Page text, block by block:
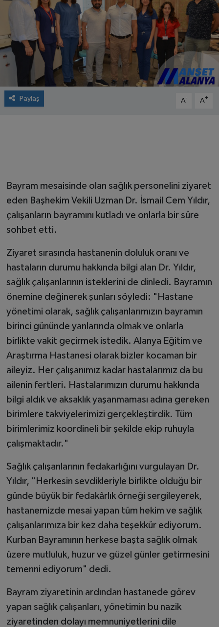
Paylaş A- A+
Bayram mesaisinde olan sağlık personelini ziyaret
eden Başhekim Vekili Uzman Dr. İsmail Cem Yıldır,
çalışanların bayramını kutladı ve onlarla bir süre
sohbet etti.
Ziyaret sırasında hastanenin doluluk oranı ve
hastaların durumu hakkında bilgi alan Dr. Yıldır,
sağlık çalışanlarının isteklerini de dinledi. Bayramın
önemine değinerek şunları söyledi: "Hastane
yönetimi olarak, sağlık çalışanlarımızın bayramın
birinci gününde yanlarında olmak ve onlarla
birlikte vakit geçirmek istedik. Alanya Eğitim ve
Araştırma Hastanesi olarak bizler kocaman bir
aileyiz. Her çalışanımız kadar hastalarımız da bu
ailenin fertleri. Hastalarımızın durumu hakkında
bilgi aldık ve aksaklık yaşanmaması adına gereken
birimlere takviyelerimizi gerçekleştirdik. Tüm
birimlerimiz koordineli bir şekilde ekip ruhuyla
çalışmaktadır."
Sağlık çalışanlarının fedakarlığını vurgulayan Dr.
Yıldır, "Herkesin sevdikleriyle birlikte olduğu bir
günde büyük bir fedakârlık örneği sergileyerek,
hastanemizde mesai yapan tüm hekim ve sağlık
çalışanlarımıza bir kez daha teşekkür ediyorum.
Kurban Bayramının herkese başta sağlık olmak
üzere mutluluk, huzur ve güzel günler getirmesini
temenni ediyorum" dedi.
Bayram ziyaretinin ardından hastanede görev
yapan sağlık çalışanları, yönetimin bu nazik
ziyaretinden dolayı memnuniyetlerini dile